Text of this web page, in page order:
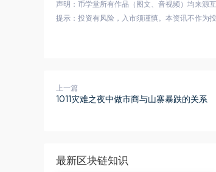
声明：币学堂所有作品（图文、音视频）均来源
提示：投资有风险，入市须谨慎。本资讯不作为投
上一篇
1011灾难之夜中做市商与山寨暴跌的关系
最新区块链知识